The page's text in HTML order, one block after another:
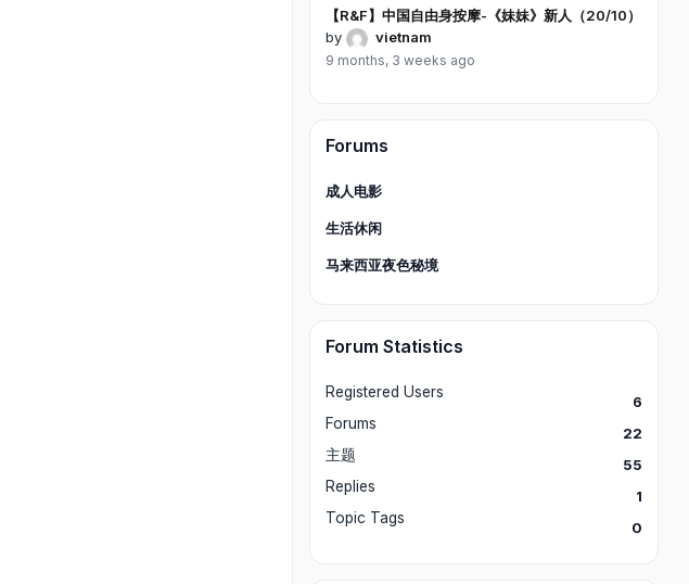
【R&F】中国自由身按摩-《妹妹》新人（20/10）
by
vietnam
9 months, 3 weeks ago
Forums
成人电影
生活休闲
马来西亚夜色秘境
Forum Statistics
Registered Users
6
Forums
22
主题
55
Replies
1
Topic Tags
0